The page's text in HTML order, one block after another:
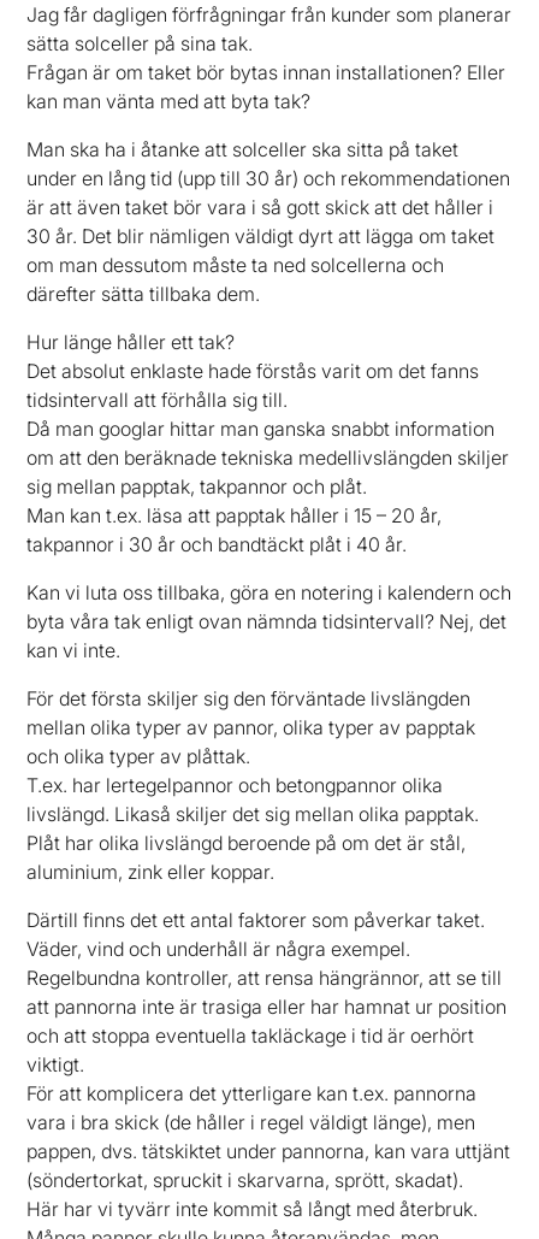
Jag får dagligen förfrågningar från kunder som planerar
sätta solceller på sina tak.
Frågan är om taket bör bytas innan installationen? Eller
kan man vänta med att byta tak?
Man ska ha i åtanke att solceller ska sitta på taket
under en lång tid (upp till 30 år) och rekommendationen
är att även taket bör vara i så gott skick att det håller i
30 år. Det blir nämligen väldigt dyrt att lägga om taket
om man dessutom måste ta ned solcellerna och
därefter sätta tillbaka dem.
Hur länge håller ett tak?
Det absolut enklaste hade förstås varit om det fanns
tidsintervall att förhålla sig till.
Då man googlar hittar man ganska snabbt information
om att den beräknade tekniska medellivslängden skiljer
sig mellan papptak, takpannor och plåt.
Man kan t.ex. läsa att papptak håller i 15 – 20 år,
takpannor i 30 år och bandtäckt plåt i 40 år.
Kan vi luta oss tillbaka, göra en notering i kalendern och
byta våra tak enligt ovan nämnda tidsintervall? Nej, det
kan vi inte.
För det första skiljer sig den förväntade livslängden
mellan olika typer av pannor, olika typer av papptak
och olika typer av plåttak.
T.ex. har lertegelpannor och betongpannor olika
livslängd. Likaså skiljer det sig mellan olika papptak.
Plåt har olika livslängd beroende på om det är stål,
aluminium, zink eller koppar.
Därtill finns det ett antal faktorer som påverkar taket.
Väder, vind och underhåll är några exempel.
Regelbundna kontroller, att rensa hängrännor, att se till
att pannorna inte är trasiga eller har hamnat ur position
och att stoppa eventuella takläckage i tid är oerhört
viktigt.
För att komplicera det ytterligare kan t.ex. pannorna
vara i bra skick (de håller i regel väldigt länge), men
pappen, dvs. tätskiktet under pannorna, kan vara uttjänt
(söndertorkat, spruckit i skarvarna, sprött, skadat).
Här har vi tyvärr inte kommit så långt med återbruk.